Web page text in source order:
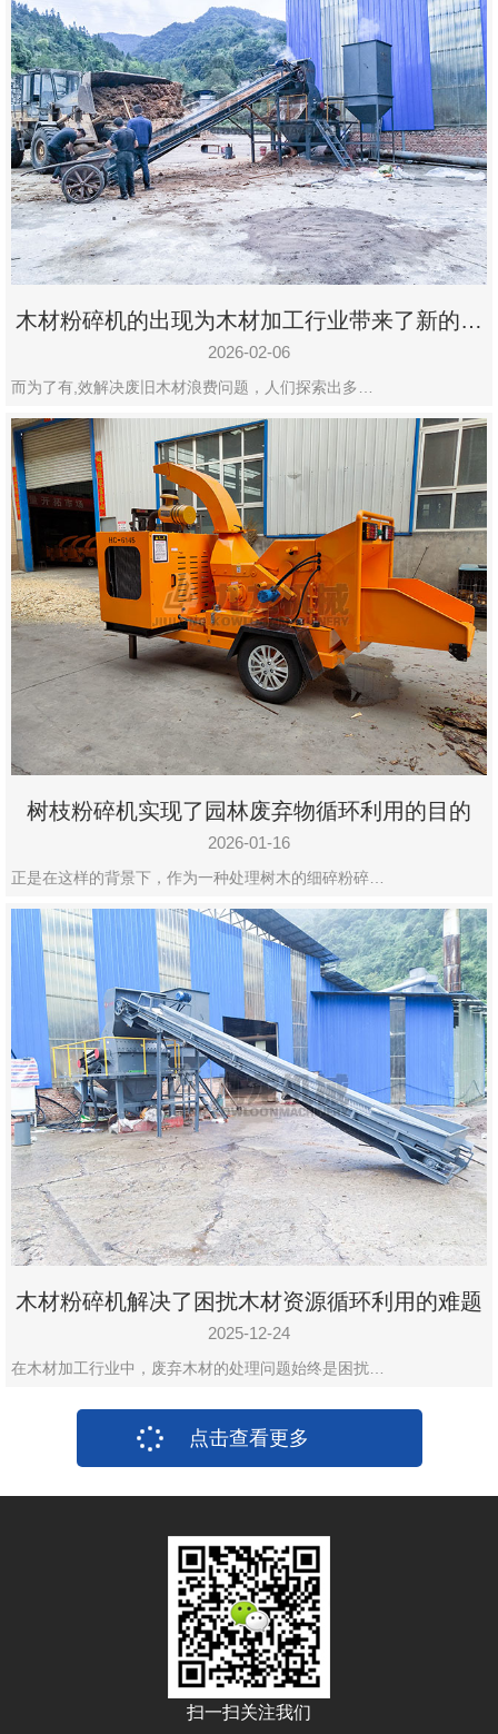
木材粉碎机的出现为木材加工行业带来了新的变
化
2026-02-06
而为了有,效解决废旧木材浪费问题，人们探索出多…
树枝粉碎机实现了园林废弃物循环利用的目的
2026-01-16
正是在这样的背景下，作为一种处理树木的细碎粉碎…
木材粉碎机解决了困扰木材资源循环利用的难题
2025-12-24
在木材加工行业中，废弃木材的处理问题始终是困扰…
点击查看更多
扫一扫关注我们